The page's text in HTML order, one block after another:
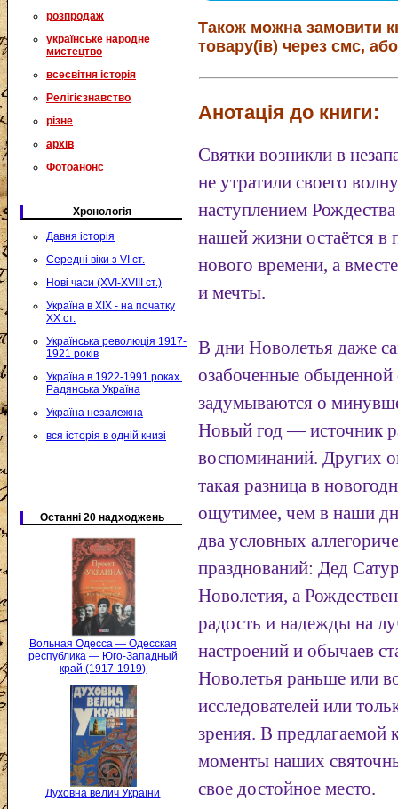
розпродаж
українське народне
мистецтво
всесвітня історія
Релігієзнавство
різне
архів
Фотоанонс
Хронологія
Давня історія
Середні віки з VI ст.
Нові часи (XVI-XVIII ст.)
Україна в XIX - на початку
XX ст.
Українська революція 1917-
1921 років
Україна в 1922-1991 роках.
Радянська Україна
Україна незалежна
вся історія в одній книзі
Останні 20 надходжень
Вольная Одесса — Одесская
республика — Юго-Западный
край (1917-1919)
Духовна велич України
Також можна замовити
товару(ів) через смс,
Анотація до книги:
Святки возникли в
не утратили своего
наступлением
нашей жизни остаётся в
нового времени, а
и мечты.
В дни Новолетья даже
озабоченные
задумываются о
Новый год — источник
воспоминаний. Других
такая разница в
ощутимее, чем в наши
два условных
празднований: Дед
Новолетия, а
радость и надежды на
настроений и обычаев
Новолетья раньше или
исследователей или
зрения. В предлагаемой
моменты наших
свое достойное место.